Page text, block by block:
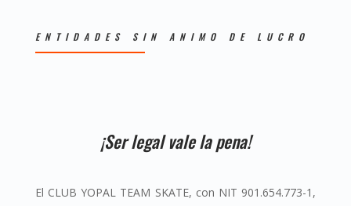
ENTIDADES SIN ANIMO DE LUCRO
¡Ser legal vale la pena!
El CLUB YOPAL TEAM SKATE, con NIT 901.654.773-1,